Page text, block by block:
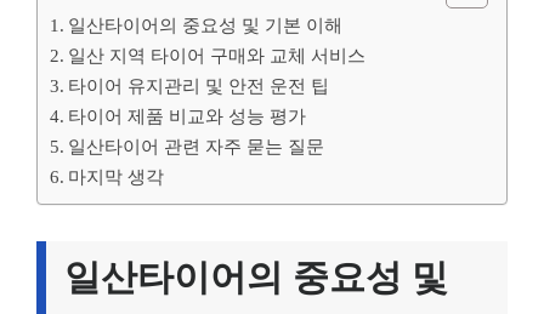
일산타이어의 중요성 및 기본 이해
일산 지역 타이어 구매와 교체 서비스
타이어 유지관리 및 안전 운전 팁
타이어 제품 비교와 성능 평가
일산타이어 관련 자주 묻는 질문
마지막 생각
일산타이어의 중요성 및